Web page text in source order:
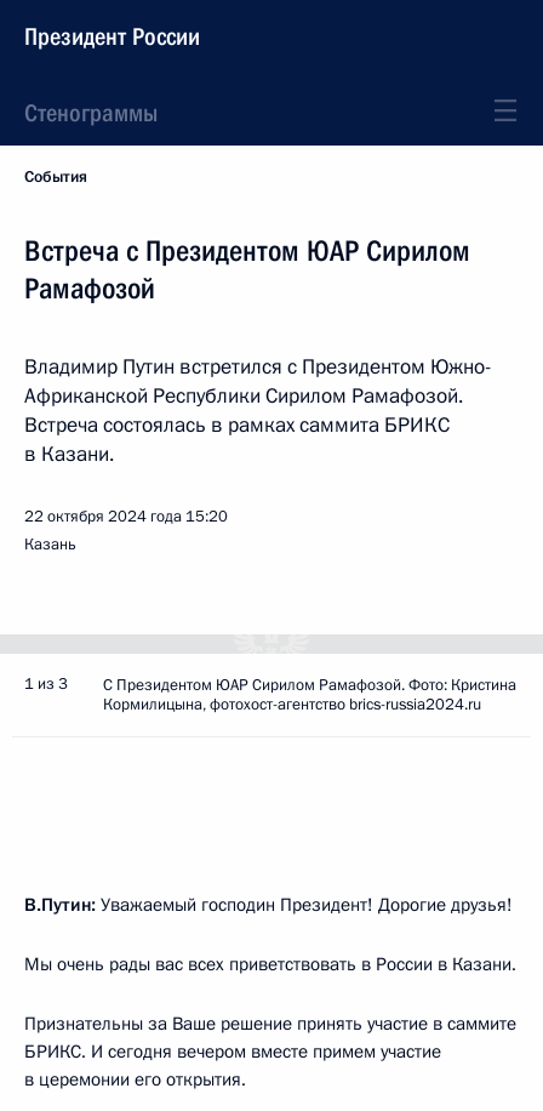
Президент России
Стенограммы
События
Встреча с Президентом ЮАР Сирилом
Рамафозой
Владимир Путин встретился с Президентом Южно-
Африканской Республики Сирилом Рамафозой.
Встреча состоялась в рамках саммита БРИКС
в Казани.
22 октября 2024 года 15:20
Казань
1 из 3
С Президентом ЮАР Сирилом Рамафозой. Фото: Кристина
Кормилицына, фотохост-агентство brics-russia2024.ru
В.Путин: Уважаемый господин Президент! Дорогие друзья!
Мы очень рады вас всех приветствовать в России в Казани.
Признательны за Ваше решение принять участие в саммите
БРИКС. И сегодня вечером вместе примем участие
в церемонии его открытия.